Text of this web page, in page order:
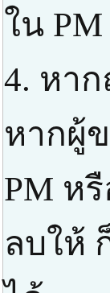
ใน
4. หา
หากผู้
PM ห
ลบให้